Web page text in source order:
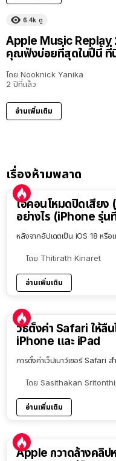
6.4k ดู
Apple Music Replay
คุณฟังบ่อยที่สุดในปีนี้ ที่
โดย Nooknick Yanika
2 ปีที่แล้ว
อ่านเพิ่มเติม
เรื่องห้ามพลาด
ไอคอนโหมดปิดเสียง
อย่างไร (iPhone รุ่
หลังจากอัปเดตเป็น iOS 18 หรื
โดย Thitirath Kinaret
อ่านเพิ่มเติม
วิธีตั้งค่า Safari ให้ลื่
iPhone และ iPad
การตั้งค่าเว็ปเบาว์เซอร์ Safari
โดย Sasithakan
อ่านเพิ่มเติม
Apple กวาดล้างคลิป